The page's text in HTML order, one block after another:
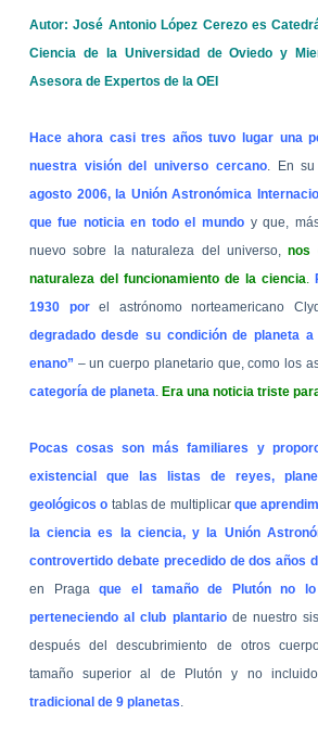
Autor: José Antonio López Cerezo es
Ciencia de la Universidad de Oviedo y
Asesora de Expertos de la OEI
Hace ahora casi tres años tuvo lugar una
nuestra visión del universo cercano. En su
agosto 2006, la Unión Astronómica
que fue noticia en todo el mundo y que,
nuevo sobre la naturaleza del universo,nos
naturaleza del funcionamiento de la ciencia.
1930 porel astrónomo norteamericano
degradado desde su condición de planeta
enano” – un cuerpo planetario que, como los
categoría de planeta.Era una noticia triste
Pocas cosas son más familiares y
existencial que las listas de reyes,
geológicos o tablas de multiplicarque
la ciencia es la ciencia, y la Unión
controvertido debate precedido de dos años
en Pragaque el tamaño de Plutón no
perteneciendo al club plantariode nuestro
después del descubrimiento de otros
tamaño superior al de Plutón y no
tradicional de 9 planetas.